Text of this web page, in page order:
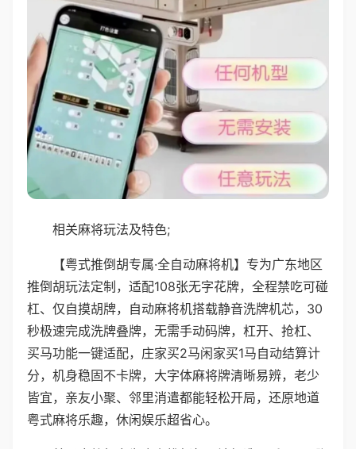
相关麻将玩法及特色;
【粤式推倒胡专属·全自动麻将机】专为广东地区
推倒胡玩法定制，适配108张无字花牌，全程禁吃可碰
杠、仅自摸胡牌，自动麻将机搭载静音洗牌机芯，30
秒极速完成洗牌叠牌，无需手动码牌，杠开、抢杠、
买马功能一键适配，庄家买2马闲家买1马自动结算计
分，机身稳固不卡牌，大字体麻将牌清晰易辨，老少
皆宜，亲友小聚、邻里消遣都能轻松开局，还原地道
粤式麻将乐趣，休闲娱乐超省心。